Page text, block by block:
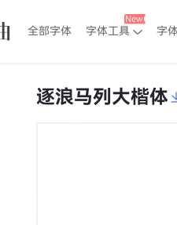
全部字体 字体工具 字
逐浪马列大楷体